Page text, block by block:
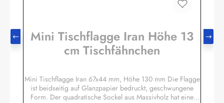
Mini Tischflagge Iran Höhe 13
cm Tischfähnchen
Mini Tischflagge Iran 67x44 mm, Höhe 130 mm Die Flagge
ist beidseitig auf Glanzpapier bedruckt, geschwungene
Form. Der quadratische Sockel aus Massivholz hat eine